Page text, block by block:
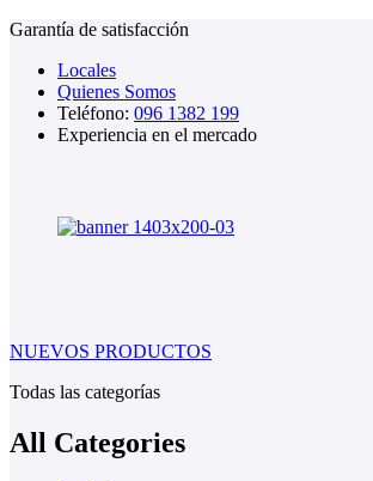
Garantía de satisfacción
Locales
Quienes Somos
Teléfono: 096 1382 199
Experiencia en el mercado
NUEVOS PRODUCTOS
Todas las categorías
All Categories